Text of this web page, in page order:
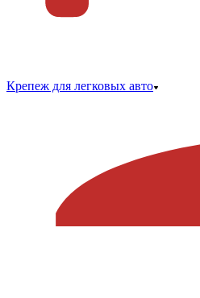
Крепеж для легковых авто